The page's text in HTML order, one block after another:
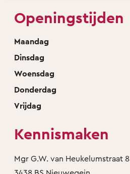
Openingstijden
Maandag
Dinsdag
Woensdag
Donderdag
Vrijdag
Kennismaken
Mgr G.W. van Heukelumstraat 8